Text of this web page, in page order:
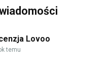
Lovoo
temu